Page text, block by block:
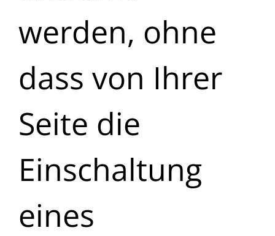
werden, ohne
dass von Ihrer
Seite die
Einschaltung
eines